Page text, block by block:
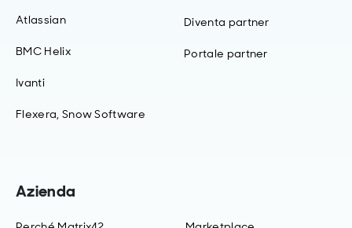
Atlassian
BMC Helix
Ivanti
Flexera, Snow Software
Azienda
Diventa partner
Portale partner